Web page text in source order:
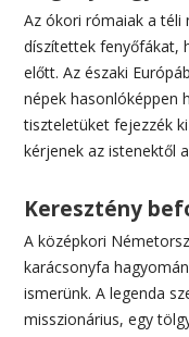
Az ókori rómaiak a téli
díszítettek fenyőfákat,
előtt. Az északi
népek hasonlóképpen
tiszteletüket fejezzék
kérjenek az istenektől
Keresztény
A középkori
karácsonyfa
ismerünk. A legenda
misszionárius, egy